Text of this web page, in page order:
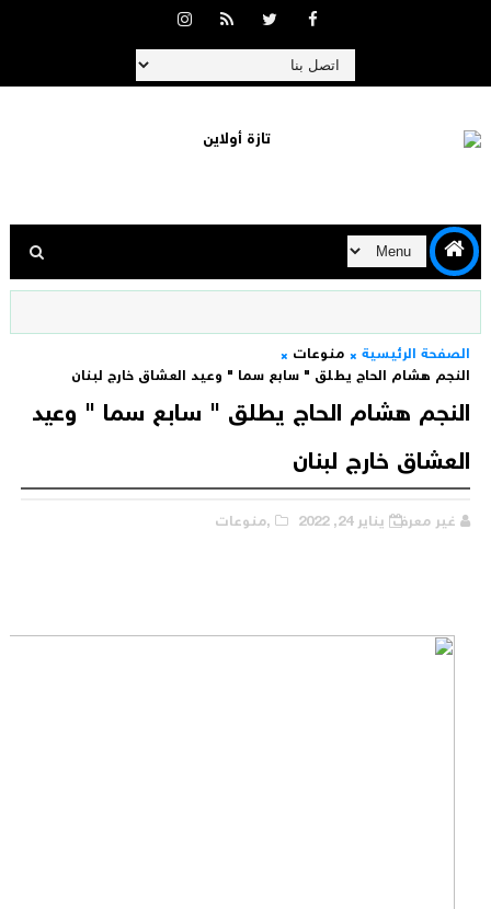
الصفحة الرئيسية
منوعات
النجم هشام الحاج يطلق " سابع سما " وعيد العشاق خارج لبنان
النجم هشام الحاج يطلق " سابع سما " وعيد
العشاق خارج لبنان
غير معرف يناير 24, 2022 ,منوعات